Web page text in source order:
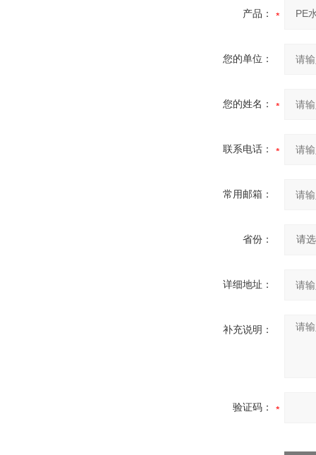
产品：
您的单位：
您的姓名：
联系电话：
常用邮箱：
省份：
详细地址：
补充说明：
验证码：